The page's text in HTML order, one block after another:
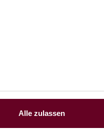
Alle zulassen